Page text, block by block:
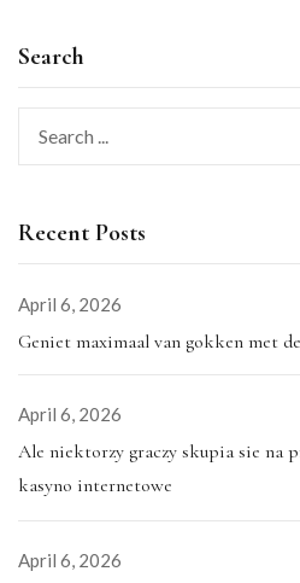
Search
Recent Posts
April 6, 2026
Geniet maximaal van gokken met
April 6, 2026
Ale niektorzy graczy skupia sie na
kasyno internetowe
April 6, 2026